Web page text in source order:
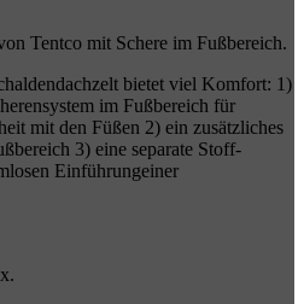
Tentco mit Schere im Fußbereich.
bietet viel Komfort: 1)
im Fußbereich für
mit den Füßen 2) ein zusätzliches
3) eine separate Stoff-
Einführungeiner